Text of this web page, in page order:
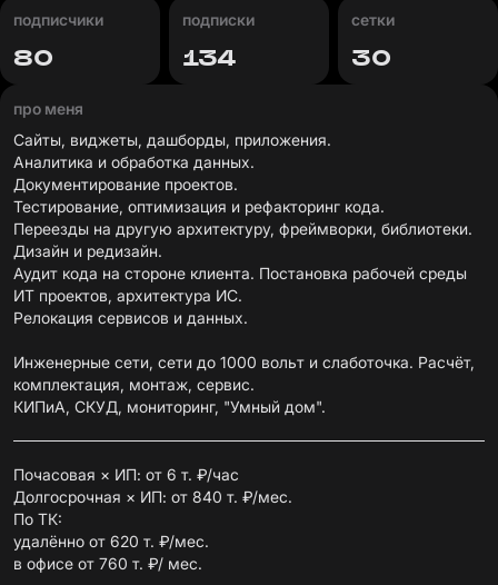
подписчики
80
подписки
134
сетки
30
про меня
Сайты, виджеты, дашборды, приложения.
Аналитика и обработка данных.
Документирование проектов.
Тестирование, оптимизация и рефакторинг кода.
Переезды на другую архитектуру, фреймворки, библиотеки.
Дизайн и редизайн.
Аудит кода на стороне клиента. Постановка рабочей среды
ИТ проектов, архитектура ИС.
Релокация сервисов и данных.
Инженерные сети, сети до 1000 вольт и слаботочка. Расчёт,
комплектация, монтаж, сервис.
КИПиА, СКУД, мониторинг, "Умный дом".
Почасовая × ИП: от 6 т. ₽/час
Долгосрочная × ИП: от 840 т. ₽/мес.
По ТК:
удалённо от 620 т. ₽/мес.
в офисе от 760 т. ₽/ мес.